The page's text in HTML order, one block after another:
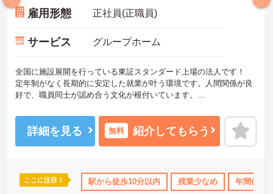
・賞与あり 社会保険完備 交通費支給 退職金制度あり
雇用形態 正社員(正職員)
サービス グループホーム
全国に施設展開を行っている東証スタンダード上場の法人です！
定年制がなく長期的に安定した就業が叶う環境です。人間関係が良
好で、職員同士が認め合う文化が根付いています。
しますのでお気軽にご相談ください！
詳細を見る 無料 紹介してもらう
ここに注目！ 駅から徒歩10分以内 残業少なめ 年間休日